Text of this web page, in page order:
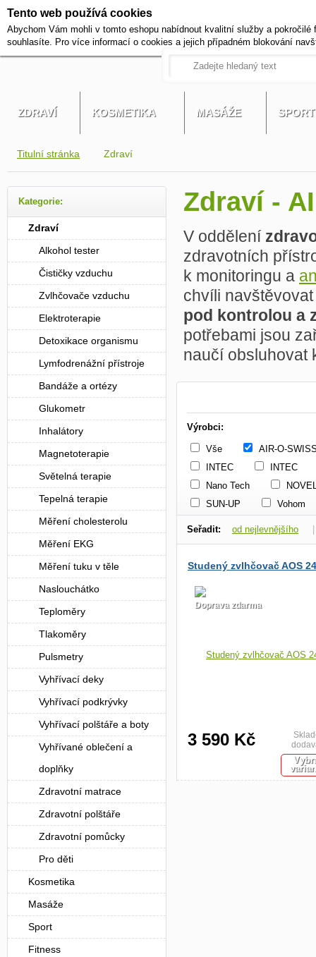
Titulní stránka Zdraví
Zdraví -
V oddělení
zdravotních
k monitoringu a
chvíli
pod kontrolou a
potřebami jsou
naučí obsluhovat
Výrobci:
Vše
AIR-O-
INTEC
INTEC
Nano Tech
SUN-UP
Vohom
Seřadit: od nejlevnějšího
Studený zvlhčovač AOS
Doprava zdarma
3 590 Kč
Kategorie:
Zdraví
Alkohol tester
Čističky vzduchu
Zvlhčovače vzduchu
Elektroterapie
Detoxikace organismu
Lymfodrenážní přístroje
Bandáže a ortézy
Glukometr
Inhalátory
Magnetoterapie
Světelná terapie
Tepelná terapie
Měření cholesterolu
Měření EKG
Měření tuku v těle
Naslouchátko
Teploměry
Tlakoměry
Pulsmetry
Vyhřívací deky
Vyhřívací podkrývky
Vyhřívací polštáře a boty
Vyhřívané oblečení a
doplňky
Zdravotní matrace
Zdravotní polštáře
Zdravotní pomůcky
Pro děti
Kosmetika
Masáže
Sport
Fitness
Pracovní dny od 9 do 17
ZDRAVÍ KOSMETIKA MASÁŽE SPORT
Tento web používá cookies
Abychom Vám mohli v tomto eshopu nabídnout kvalitní služby a
souhlasíte. Pro více informací o cookies a jejich případném blokování